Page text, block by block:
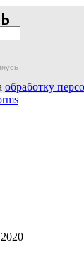
обработку